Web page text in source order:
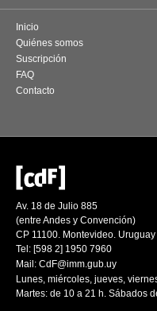
Inicio
Quiénes somos
Suscripción
FAQ
Contacto
Av. 18 de Julio 885
(entre Andes y Convención)
CP 11100. Montevideo. Uruguay
Tel: [598 2] 1950 7960
Mail: CdF@imm.gub.uy
Lunes, miércoles, jueves,
Martes: de 10 a 21 h. Sábados